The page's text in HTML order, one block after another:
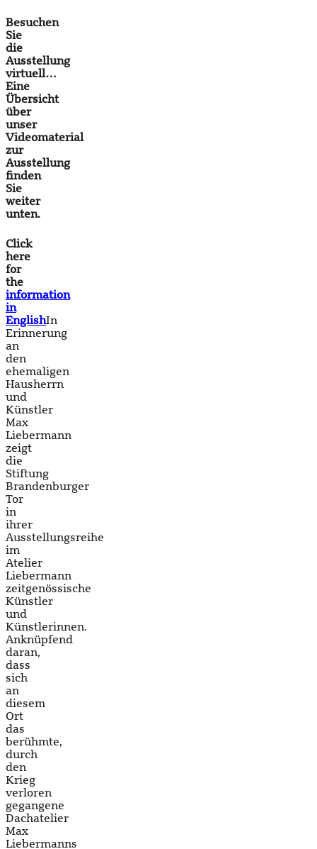
Besuchen
Sie
die
Ausstellung
virtuell…
Eine
Übersicht
über
unser
Videomaterial
zur
Ausstellung
finden
Sie
weiter
unten.
Click
here
for
the
information
in
EnglishIn
Erinnerung
an
den
ehemaligen
Hausherrn
und
Künstler
Max
Liebermann
zeigt
die
Stiftung
Brandenburger
Tor
in
ihrer
Ausstellungsreihe
im
Atelier
Liebermann
zeitgenössische
Künstler
und
Künstlerinnen.
Anknüpfend
daran,
dass
sich
an
diesem
Ort
das
berühmte,
durch
den
Krieg
verloren
gegangene
Dachatelier
Max
Liebermanns